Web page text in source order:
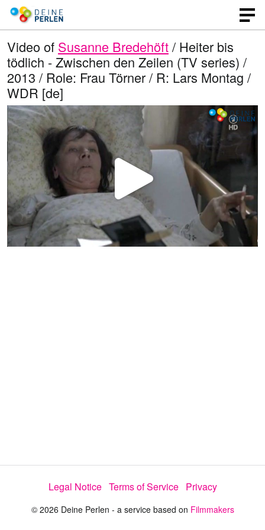
Video of Susanne Bredehöft/ Heiter bis
tödlich - Zwischen den Zeilen (TV series) /
2013 / Role: Frau Törner / R: Lars Montag /
WDR [de]
P
l
e
Legal Notice Terms of Service Privacy
© 2026 Deine Perlen - a service based on Filmmakers